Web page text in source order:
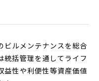
ビルメンテナンスを総合
統括管理を通してライフ
益性や利便性等資産価値